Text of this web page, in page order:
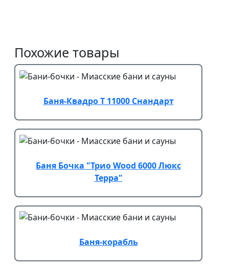
Похожие товары
Баня-Квадро Т 11000 Снандарт
Баня Бочка "Трио Wood 6000 Люкс
Терра"
Баня-корабль